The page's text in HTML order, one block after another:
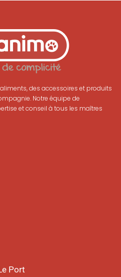
des accessoires et produits
Notre équipe de
et conseil à tous les maîtres
Port